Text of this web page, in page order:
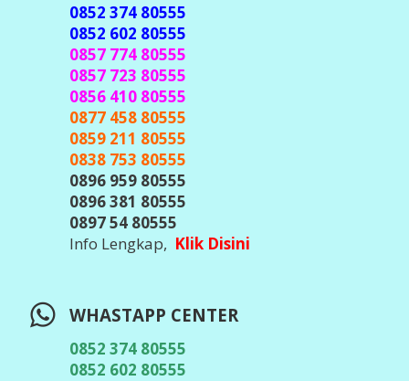
0852 374 80555
0852 602 80555
0857 774 80555
0857 723 80555
0856 410 80555
0877 458 80555
0859 211 80555
0838 753 80555
0896 959 80555
0896 381 80555
0897 54 80555
Info Lengkap, Klik Disini
WHASTAPP CENTER
0852 374 80555
0852 602 80555